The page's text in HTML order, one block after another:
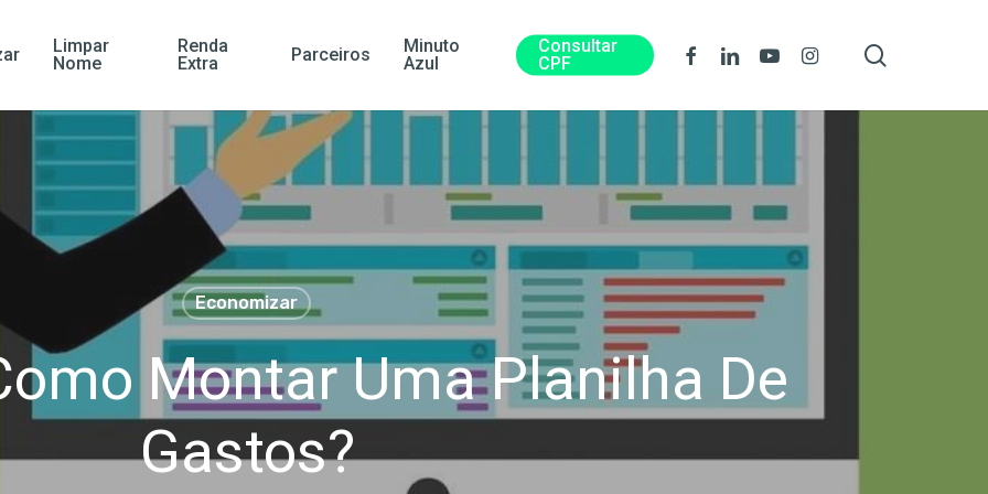
Limpar
Nome
Renda
Extra
Parceiros
Minuto
Azul
Consultar
CPF
FacebookLinkedinYoutubeInstagram
Economizar
Montar Uma Planilha De
Gastos?